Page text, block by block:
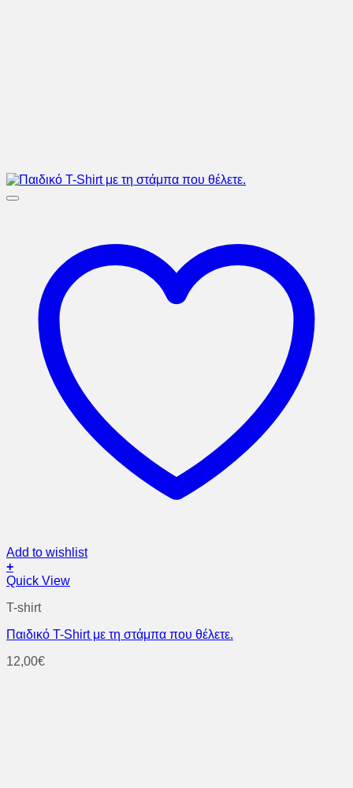
Add to wishlist
+
Quick View
T-shirt
Παιδικό T-Shirt με τη στάμπα που θέλετε.
12,00€